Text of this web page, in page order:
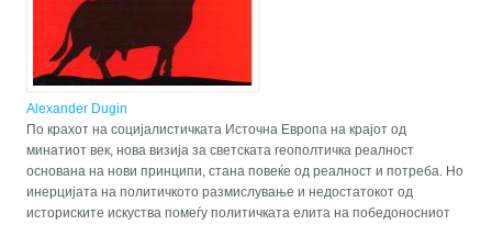
Alexander Dugin
По крахот на социјалистичката Источна Европа на крајот од
минатиот век, нова визија за светската геополтичка реалност
основана на нови принципи, стана повеќе од реалност и потреба. Но
инерцијата на политичкото размислување и недостатокот од
историските искуства помеѓу политичката елита на победоносниот